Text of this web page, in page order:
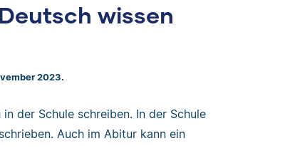
wissen
2023.
der Schule schreiben. In der Schule
Auch im Abitur kann ein